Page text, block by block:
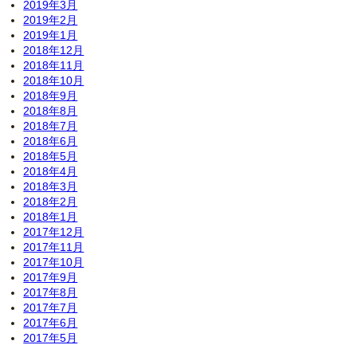
2019年3月
2019年2月
2019年1月
2018年12月
2018年11月
2018年10月
2018年9月
2018年8月
2018年7月
2018年6月
2018年5月
2018年4月
2018年3月
2018年2月
2018年1月
2017年12月
2017年11月
2017年10月
2017年9月
2017年8月
2017年7月
2017年6月
2017年5月